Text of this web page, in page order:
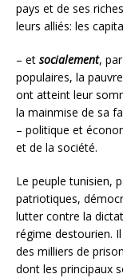
pays et de ses
leurs alliés: les
– et socialement,
populaires, la
ont atteint leur
la mainmise de sa
– politique et
et de la société.
Le peuple tunisien,
patriotiques,
lutter contre la
régime destourien.
des milliers de
dont les principaux